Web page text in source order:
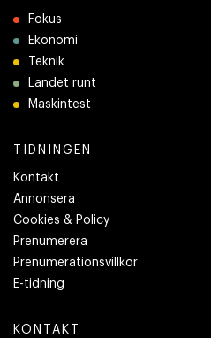
Fokus
Ekonomi
Teknik
Landet runt
Maskintest
TIDNINGEN
Kontakt
Annonsera
Cookies & Policy
Prenumerera
Prenumerationsvillkor
E-tidning
KONTAKT